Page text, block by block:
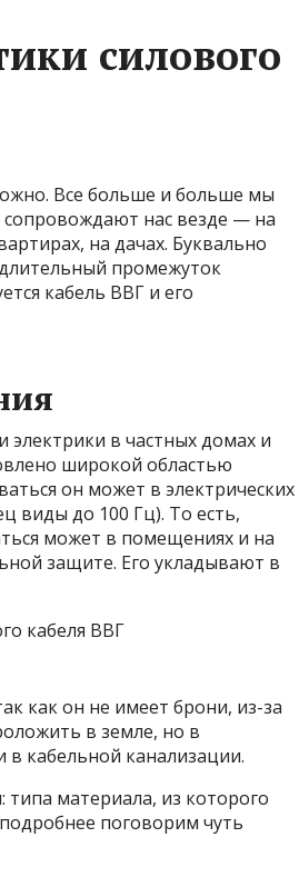
силового
Все больше и больше мы
сопровождают нас везде — на
на дачах. Буквально
промежуток
кабель ВВГ и его
электрики в частных домах и
широкой областью
он может в электрических
виды до 100 Гц). То есть,
может в помещениях и на
защите. Его укладывают в
как он не имеет брони, из-за
в земле, но в
кабельной канализации.
материала, из которого
поговорим чуть